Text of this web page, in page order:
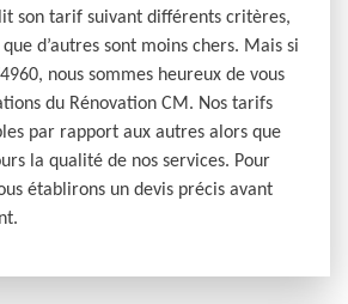
son tarif suivant différents critères,
d’autres sont moins chers. Mais si
nous sommes heureux de vous
du Rénovation CM. Nos tarifs
par rapport aux autres alors que
la qualité de nos services. Pour
établirons un devis précis avant